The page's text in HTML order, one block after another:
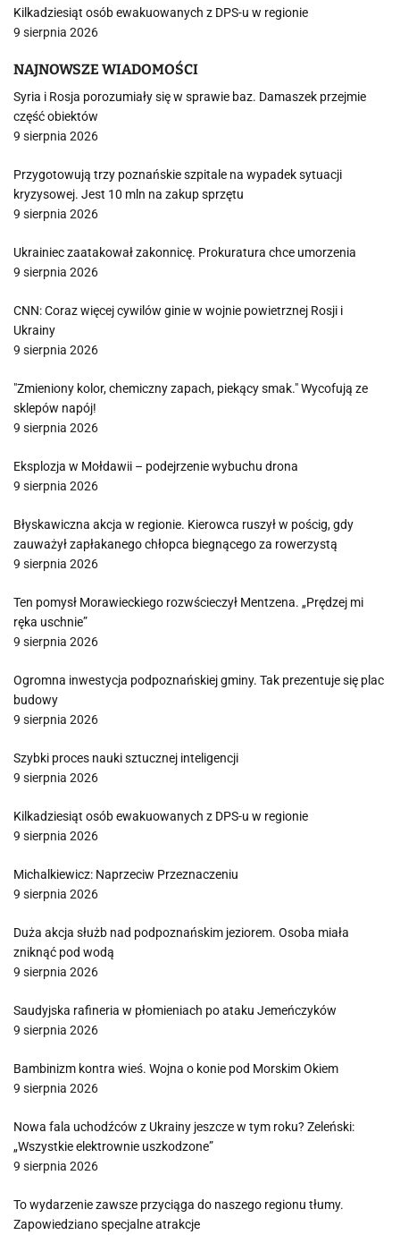
Kilkadziesiąt osób ewakuowanych z DPS-u w regionie
9 sierpnia 2026
NAJNOWSZE WIADOMOŚCI
Syria i Rosja porozumiały się w sprawie baz. Damaszek przejmie
część obiektów
9 sierpnia 2026
Przygotowują trzy poznańskie szpitale na wypadek sytuacji
kryzysowej. Jest 10 mln na zakup sprzętu
9 sierpnia 2026
Ukrainiec zaatakował zakonnicę. Prokuratura chce umorzenia
9 sierpnia 2026
CNN: Coraz więcej cywilów ginie w wojnie powietrznej Rosji i
Ukrainy
9 sierpnia 2026
"Zmieniony kolor, chemiczny zapach, piekący smak." Wycofują ze
sklepów napój!
9 sierpnia 2026
Eksplozja w Mołdawii – podejrzenie wybuchu drona
9 sierpnia 2026
Błyskawiczna akcja w regionie. Kierowca ruszył w pościg, gdy
zauważył zapłakanego chłopca biegnącego za rowerzystą
9 sierpnia 2026
Ten pomysł Morawieckiego rozwścieczył Mentzena. „Prędzej mi
ręka uschnie”
9 sierpnia 2026
Ogromna inwestycja podpoznańskiej gminy. Tak prezentuje się plac
budowy
9 sierpnia 2026
Szybki proces nauki sztucznej inteligencji
9 sierpnia 2026
Kilkadziesiąt osób ewakuowanych z DPS-u w regionie
9 sierpnia 2026
Michalkiewicz: Naprzeciw Przeznaczeniu
9 sierpnia 2026
Duża akcja służb nad podpoznańskim jeziorem. Osoba miała
zniknąć pod wodą
9 sierpnia 2026
Saudyjska rafineria w płomieniach po ataku Jemeńczyków
9 sierpnia 2026
Bambinizm kontra wieś. Wojna o konie pod Morskim Okiem
9 sierpnia 2026
Nowa fala uchodźców z Ukrainy jeszcze w tym roku? Zeleński:
„Wszystkie elektrownie uszkodzone”
9 sierpnia 2026
To wydarzenie zawsze przyciąga do naszego regionu tłumy.
Zapowiedziano specjalne atrakcje